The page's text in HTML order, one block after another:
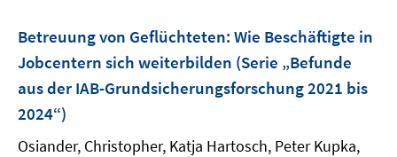
Betreuung von Geflüchteten: Wie Beschäftigte in
Jobcentern sich weiterbilden (Serie „Befunde
aus der IAB-Grundsicherungsforschung 2021 bis
2024“)
Osiander, Christopher, Katja Hartosch, Peter Kupka,